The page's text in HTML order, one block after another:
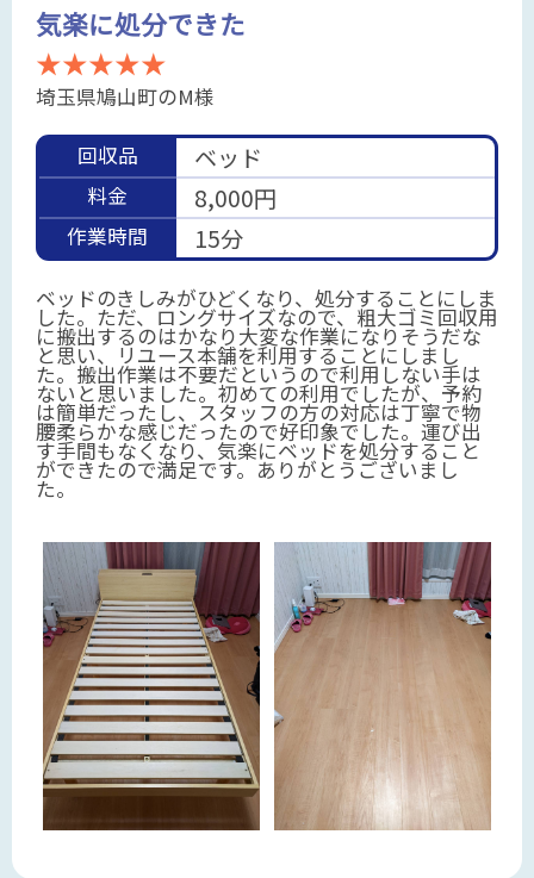
気楽に処分できた
★★★★★
埼玉県鳩山町のM様
回収品 ベッド
料金 8,000円
作業時間 15分
ベッドのきしみがひどくなり、処分することにしま
した。ただ、ロングサイズなので、粗大ゴミ回収用
に搬出するのはかなり大変な作業になりそうだな
と思い、リユース本舗を利用することにしまし
た。搬出作業は不要だというので利用しない手は
ないと思いました。初めての利用でしたが、予約
は簡単だったし、スタッフの方の対応は丁寧で物
腰柔らかな感じだったので好印象でした。運び出
す手間もなくなり、気楽にベッドを処分すること
ができたので満足です。ありがとうございまし
た。